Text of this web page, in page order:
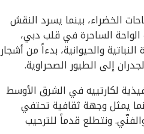
الخضراء، بينما يسرد النقش
الساحرة في قلب دبي،
والحيوانية، بدءاً من أشجار
إلى الطيور الصحراوية.
لكارتييه في الشرق الأوسط
يمثل وجهة ثقافية تحتفي
ونتطلع قدماً للترحيب